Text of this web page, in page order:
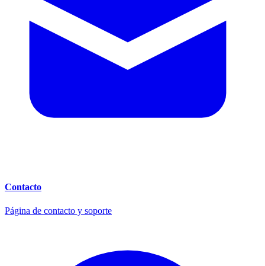
Contacto
Página de contacto y soporte